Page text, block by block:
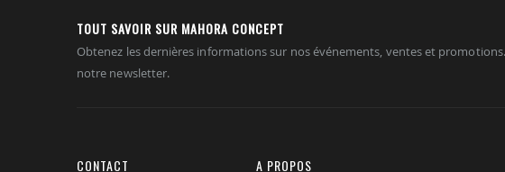
TOUT SAVOIR SUR MAHORA CONCEPT
Obtenez les dernières informations sur nos événements, ventes et
notre newsletter.
CONTACT A PROPOS